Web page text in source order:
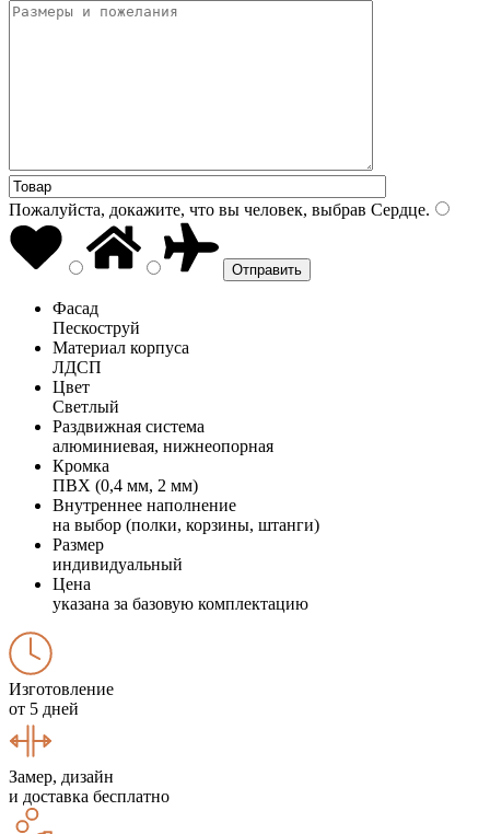
Пожалуйста, докажите, что вы человек, выбрав Сердце.
Фасад
Пескоструй
Материал корпуса
ЛДСП
Цвет
Светлый
Раздвижная система
алюминиевая, нижнеопорная
Кромка
ПВХ (0,4 мм, 2 мм)
Внутреннее наполнение
на выбор (полки, корзины, штанги)
Размер
индивидуальный
Цена
указана за базовую комплектацию
Изготовление
от 5 дней
Замер, дизайн
и доставка бесплатно